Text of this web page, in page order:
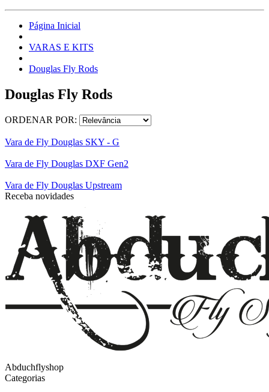
Página Inicial
VARAS E KITS
Douglas Fly Rods
Douglas Fly Rods
ORDENAR POR:
Vara de Fly Douglas SKY - G
Vara de Fly Douglas DXF Gen2
Vara de Fly Douglas Upstream
Receba novidades
Abduchflyshop
Categorias